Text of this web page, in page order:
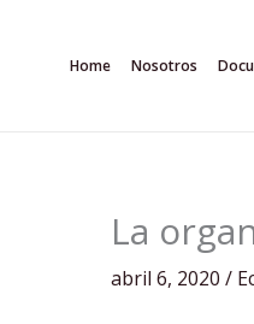
Home Nosotros
La
abril 6, 2020 /